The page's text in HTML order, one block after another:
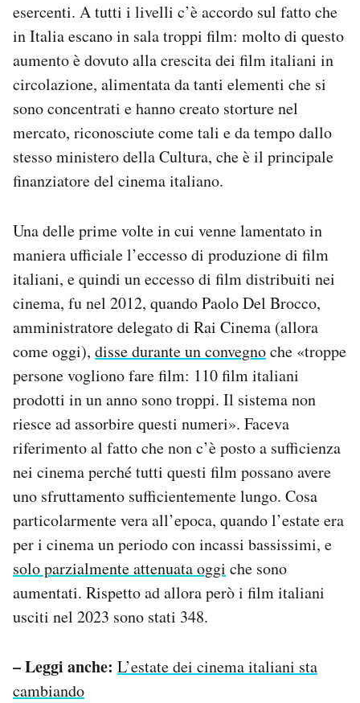
esercenti. A tutti i livelli c’è accordo sul fatto che
in Italia escano in sala troppi film: molto di questo
aumento è dovuto alla crescita dei film italiani in
circolazione, alimentata da tanti elementi che si
sono concentrati e hanno creato storture nel
mercato, riconosciute come tali e da tempo dallo
stesso ministero della Cultura, che è il principale
finanziatore del cinema italiano.
Una delle prime volte in cui venne lamentato in
maniera ufficiale l’eccesso di produzione di film
italiani, e quindi un eccesso di film distribuiti nei
cinema, fu nel 2012, quando Paolo Del Brocco,
amministratore delegato di Rai Cinema (allora
come oggi), disse durante un convegnoche «troppe
persone vogliono fare film: 110 film italiani
prodotti in un anno sono troppi. Il sistema non
riesce ad assorbire questi numeri». Faceva
riferimento al fatto che non c’è posto a sufficienza
nei cinema perché tutti questi film possano avere
uno sfruttamento sufficientemente lungo. Cosa
particolarmente vera all’epoca, quando l’estate era
per i cinema un periodo con incassi bassissimi, e
solo parzialmente attenuata oggi che sono
aumentati. Rispetto ad allora però i film italiani
usciti nel 2023 sono stati 348.
– Leggi anche: L’estate dei cinema italiani sta
cambiando